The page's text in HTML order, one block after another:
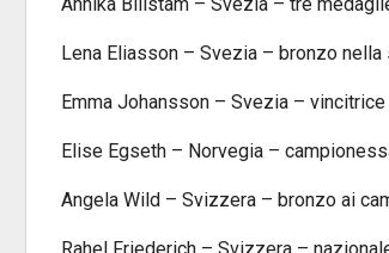
Lena Eliasson – Svezia – bronzo
Emma Johansson – Svezia –
Elise Egseth – Norvegia –
Angela Wild – Svizzera – bronzo ai